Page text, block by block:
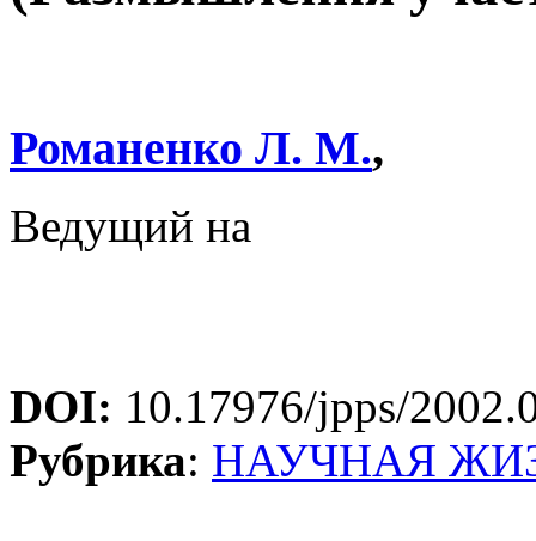
Романенко Л. М.,
Ведущий на
DOI: 10.17976/jpps/
Рубрика: НАУЧНАЯ